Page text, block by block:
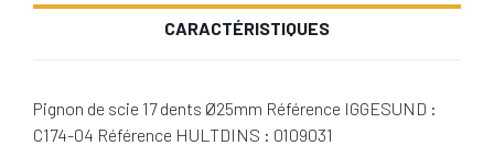
CARACTÉRISTIQUES
Pignon de scie 17 dents Ø25mm Référence IGGESUND :
C174-04 Référence HULTDINS : 0109031